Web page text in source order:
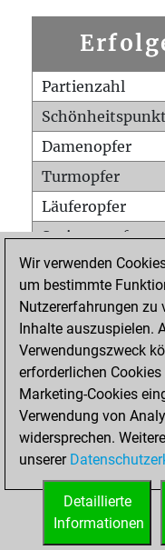
Partienzahl
Damenopfer
Turmopfer
Läuferopfer
Springeropfer
Bauernopfer
Matt auf vollem
Bauer setzt Matt
Erstickte Matts
Türme auf der
STARTSEITE
Wir verwenden
um bestimmte
Nutzererfahrungen zu
Inhalte auszuspielen.
Verwendungszweck
erforderlichen
Marketing-Cookies
Verwendung von
widersprechen.
unserer
Detaillierte
Informationen